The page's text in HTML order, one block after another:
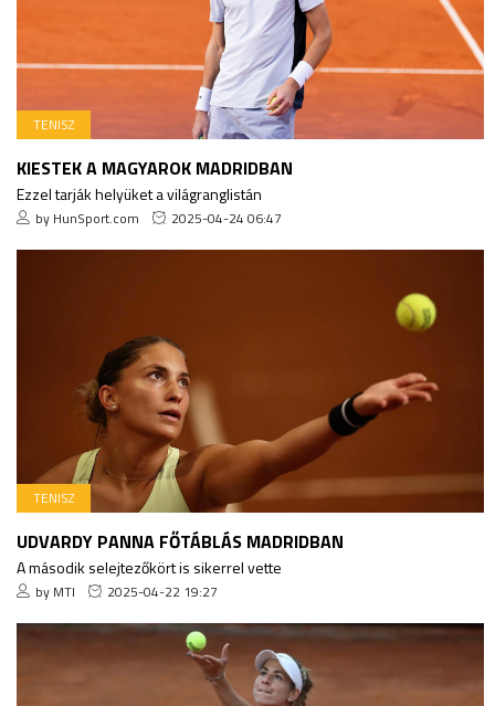
TENISZ
KIESTEK A MAGYAROK MADRIDBAN
Ezzel tarják helyüket a világranglistán
by HunSport.com 2025-04-24 06:47
TENISZ
UDVARDY PANNA FŐTÁBLÁS MADRIDBAN
A második selejtezőkört is sikerrel vette
by MTI 2025-04-22 19:27